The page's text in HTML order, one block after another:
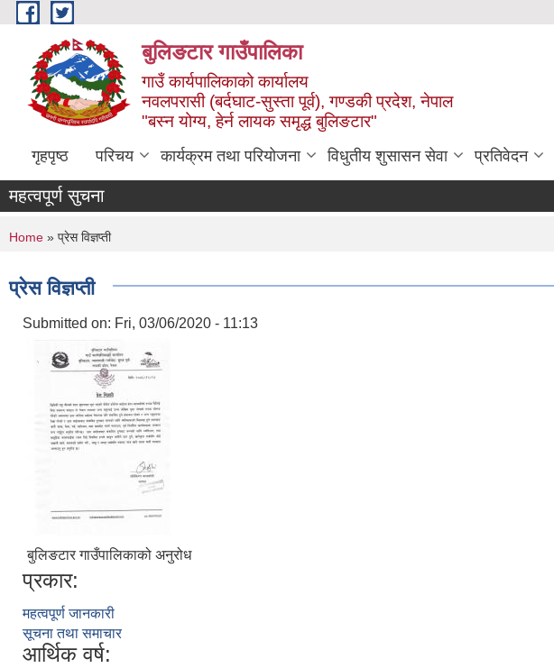
Skip to main content
बुलिङटार गाउँपालिका
गाउँ कार्यपालिकाको कार्यालय
नवलपरासी (बर्दघाट-सुस्ता पूर्व), गण्डकी प्रदेश, नेपाल
"बस्न योग्य, हेर्न लायक समृद्ध बुलिङटार"
गृहपृष्ठ परिचय कार्यक्रम तथा परियोजना विधुतीय शुसासन सेवा प्रतिवेदन
महत्वपूर्ण सुचना
You are here
Home » प्रेस विज्ञप्ती
प्रेस विज्ञप्ती
Submitted on: Fri, 03/06/2020 - 11:13
बुलिङटार गाउँपालिकाको अनुरोध
प्रकार:
महत्वपूर्ण जानकारी
सूचना तथा समाचार
आर्थिक वर्ष: